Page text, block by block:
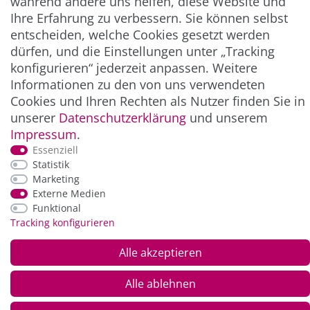
ZAHLUNG & VERSAND
*Alle Preise inkl. der gesetzl. MwSt. zzgl.
und Versandkosten
Ihre Erfahrung zu verbessern. Sie können selbst
entscheiden, welche Cookies gesetzt werden
dürfen, und die Einstellungen unter „Tracking
konfigurieren“ jederzeit anpassen. Weitere
Informationen zu den von uns verwendeten
Cookies und Ihren Rechten als Nutzer finden Sie in
unserer Daten­schutz­erklärung und unserem
Impressum.
Essenziell
Statistik
Marketing
Externe Medien
Funktional
Tracking konfigurieren
Alle akzeptieren
Alle ablehnen
© Copyright 2026 Alle Rechte vorbehalten. |webshop by